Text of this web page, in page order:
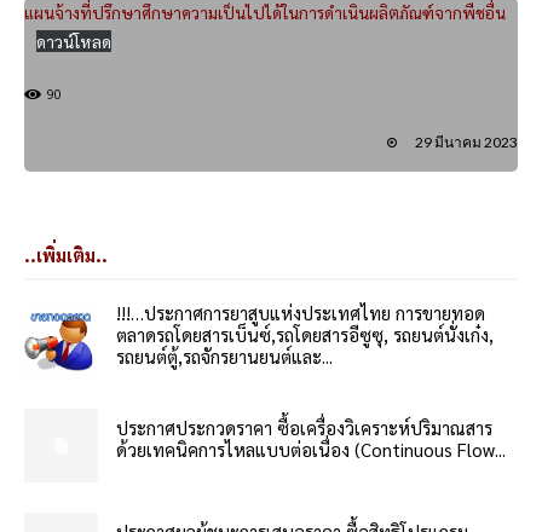
แผนจ้างที่ปรึกษาศึกษาความเป็นไปได้ในการดำเนินผลิตภัณฑ์จากพืชอื่น
ดาวน์โหลด
90
29 มีนาคม 2023
..เพิ่มเติม..
!!!…ประกาศการยาสูบแห่งประเทศไทย การขายทอด
ตลาดรถโดยสารเบ็นซ์,รถโดยสารอีซูซุ, รถยนต์นั่งเก๋ง,
รถยนต์ตู้,รถจักรยานยนต์และ...
ประกาศประกวดราคา ซื้อเครื่องวิเคราะห์ปริมาณสาร
ด้วยเทคนิคการไหลแบบต่อเนื่อง (Continuous Flow...